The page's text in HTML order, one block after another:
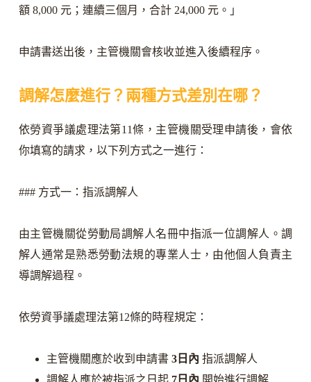
額 8,000 元；連續三個月，合計 24,000 元。」
申請書送出後，主管機關會核收並進入後續程序。
調解怎麼進行？兩種方式差別在哪？
依勞資爭議處理法第11條，主管機關受理申請後，會依
你填寫的請求，以下列方式之一進行：
### 方式一：指派調解人
由主管機關從勞動局調解人名冊中指派一位調解人。調
解人通常是熟悉勞動法規的專業人士，由他個人負責主
導調解過程。
依勞資爭議處理法第12條的時程規定：
主管機關應於收到申請書 3日內 指派調解人
調解人應於被指派之日起 7日內 開始進行調解